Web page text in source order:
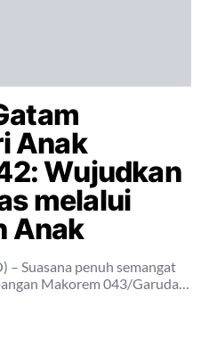
Anak
Wujudkan
melalui
Anak
– Suasana penuh semangat
Makorem 043/Garuda…